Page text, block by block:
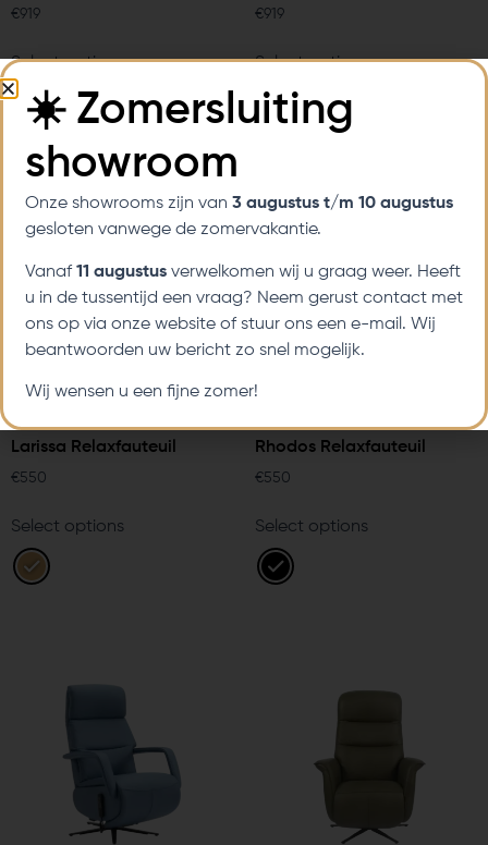
€919
Select options
€919
Select options
Larissa Relaxfauteuil
€550
Select options
Rhodos Relaxfauteuil
€550
Select options
☀️ Zomersluiting
showroom
Onze showrooms zijn van 3 augustus t/m 10 augustus
gesloten vanwege de zomervakantie.
Vanaf11 augustus verwelkomen wij u graag weer. Heeft
u in de tussentijd een vraag? Neem gerust contact met
ons op via onze website of stuur ons een e-mail. Wij
beantwoorden uw bericht zo snel mogelijk.
Wij wensen u een fijne zomer!